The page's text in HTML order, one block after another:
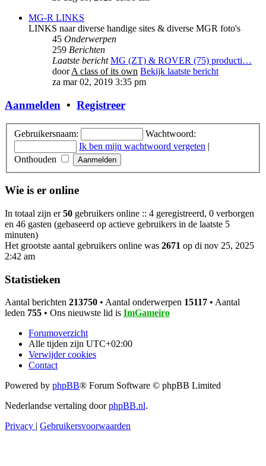
MG-R LINKS
LINKS naar diverse handige sites & diverse MGR foto's
45 Onderwerpen
259 Berichten
Laatste bericht MG (ZT) & ROVER (75) producti…
doorA class of its own Bekijk laatste bericht
za mar 02, 2019 3:35 pm
Aanmelden • Registreer
Gebruikersnaam:
Wachtwoord:
Ik ben mijn wachtwoord vergeten |
Onthouden
Wie is er online
In totaal zijn er50 gebruikers online :: 4 geregistreerd, 0 verborgen
en 46 gasten (gebaseerd op actieve gebruikers in de laatste 5
minuten)
Het grootste aantal gebruikers online was 2671 op di nov 25, 2025
2:42 am
Statistieken
Aantal berichten 213750 • Aantal onderwerpen 15117 • Aantal
leden 755 • Ons nieuwste lid is ImGameiro
Forumoverzicht
Alle tijden zijn UTC+02:00
Verwijder cookies
Contact
Powered by phpBB® Forum Software © phpBB Limited
Nederlandse vertaling doorphpBB.nl.
Privacy | Gebruikersvoorwaarden